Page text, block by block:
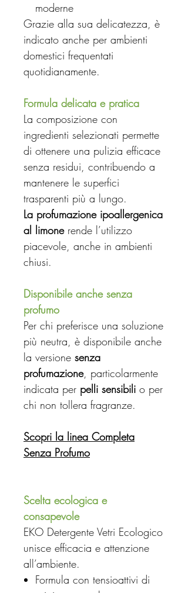
moderne
Grazie alla sua delicatezza, è
indicato anche per ambienti
domestici frequentati
quotidianamente.
Formula delicata e pratica
La composizione con
ingredienti selezionati permette
di ottenere una pulizia efficace
senza residui, contribuendo a
mantenere le superfici
trasparenti più a lungo.
La profumazione ipoallergenica
al limonerende l’utilizzo
piacevole, anche in ambienti
chiusi.
Disponibile anche senza
profumo
Per chi preferisce una soluzione
più neutra, è disponibile anche
la versione senza
profumazione, particolarmente
indicata per pelli sensibili o per
chi non tollera fragranze.
Scopri la linea Completa
Senza Profumo
Scelta ecologica e
consapevole
EKO Detergente Vetri Ecologico
unisce efficacia e attenzione
all’ambiente.
Formula con tensioattivi di